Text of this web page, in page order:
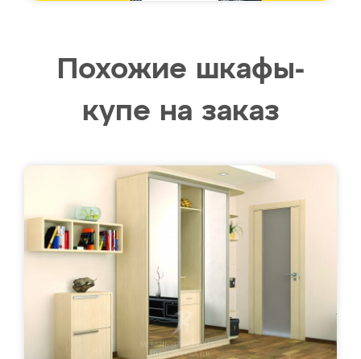
Похожие шкафы-
купе на заказ